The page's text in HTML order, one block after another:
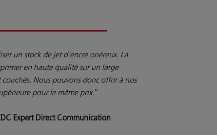
un stock de jet d'encre onéreux. La
en haute qualité sur un large
Nous pouvons donc offrir à nos
pour le même prix.”
Expert Direct Communication